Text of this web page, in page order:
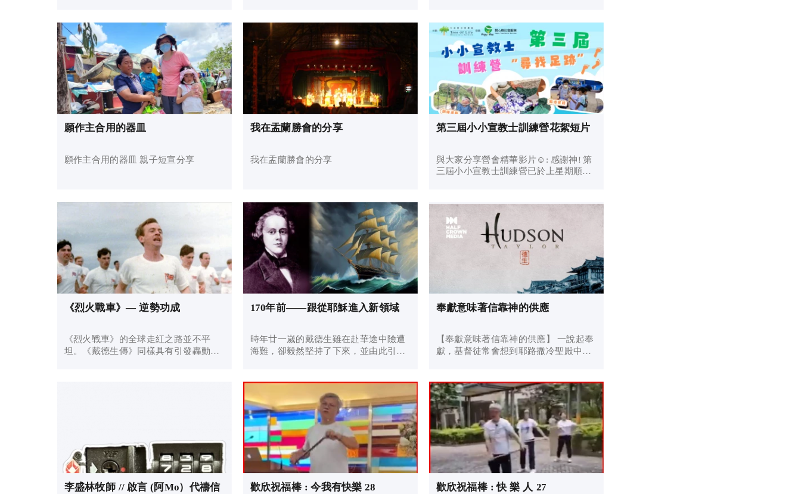
我去！” 瞥見祂的榮耀…… 這寥寥幾個
字，構成了時年廿一...
願作主合用的器皿
願作主合用的器皿 親子短宣分享
我在盂蘭勝會的分享
我在盂蘭勝會的分享
第三屆小小宣教士訓練營花絮短片
與大家分享營會精華影片☺: 感謝神! 第
三屆小小宣教士訓練營已於上星期順利
時光。我們特別製作了花絮短片，與大
家分享營會中的點滴。😊 若沒有...
《烈火戰車》— 逆勢功成
《烈火戰車》的全球走紅之路並不平
坦。《戴德生傳》同樣具有引發轟動的
170年前——跟從耶穌進入新領域
時年廿一嵗的戴德生雖在赴華途中險遭
海難，卻毅然堅持了下來，並由此引發
奉獻意味著信靠神的供應
【奉獻意味著信靠神的供應】 一說起奉
獻，基督徒常會想到耶路撒冷聖殿中的
有人嫌她捐得太少，耶穌却指出，她獻
上了一切。 關於那...
李盛林牧師 // 啟言 (阿Mo）代禱信 歡欣祝福棒 : 今我有快樂 28 歡欣祝福棒 : 快 樂 人 27